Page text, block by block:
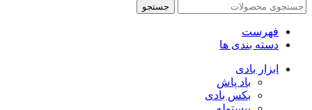
جستجو
فهرست
دسته بندی ها
ابزار بادی
باد پاش
بکس بادی